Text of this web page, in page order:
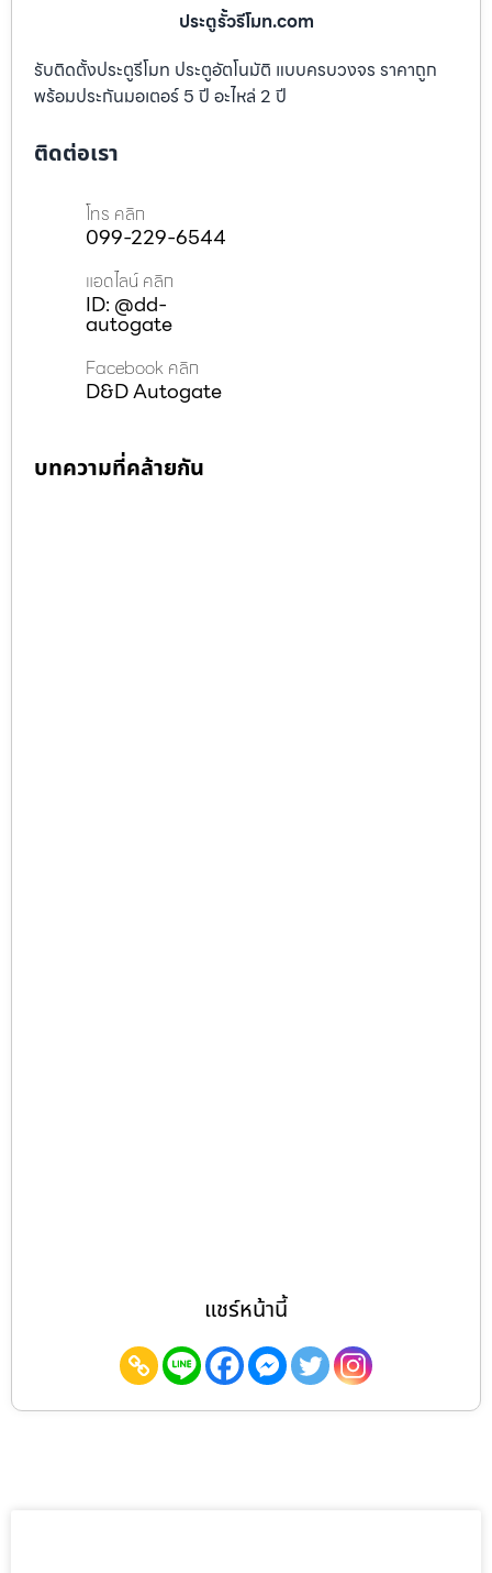
ประตูรั้วรีโมท.com
รับติดตั้งประตูรีโมท ประตูอัตโนมัติ แบบครบวงจร ราคาถูก
พร้อมประกันมอเตอร์ 5 ปี อะไหล่ 2 ปี
ติดต่อเรา
โทร คลิก
099-229-6544
แอดไลน์ คลิก
ID: @dd-
autogate
Facebook คลิก
D&D Autogate
บทความที่คล้ายกัน
แชร์หน้านี้